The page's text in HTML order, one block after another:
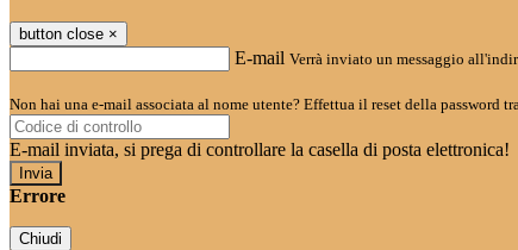
button close ×
E-mail Verrà inviato un messaggio
Non hai una e-mail associata al nome utente? Effettua il reset della password
E-mail inviata, si prega di controllare la casella di posta elettronica!
Errore
Chiudi